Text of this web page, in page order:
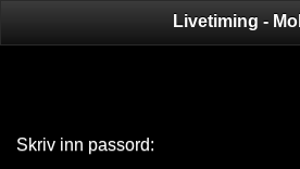
Livetiming -
Skriv inn passord: